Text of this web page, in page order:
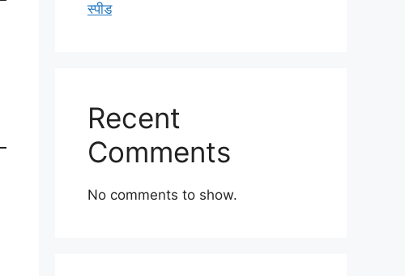
स्पीड
Recent
Comments
No comments to show.